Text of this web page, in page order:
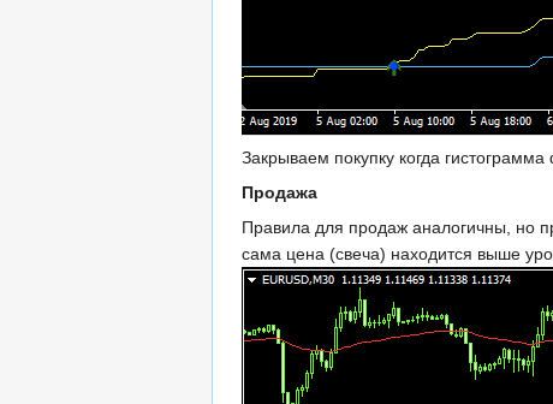
Закрываем покупку когда
Продажа
Правила для продаж аналогичны, но
сама цена (свеча) находится выше